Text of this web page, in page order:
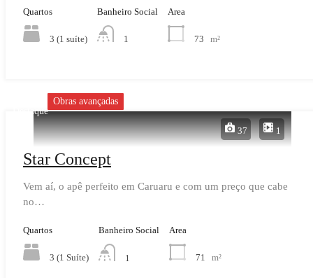
Quartos
3 (1 suíte)
Banheiro Social
1
Area
73 m²
Destaque
37
1
Obras avançadas
Star Concept
Vem aí, o apê perfeito em Caruaru e com um preço que cabe
no…
Quartos
3 (1 Suíte)
Banheiro Social
1
Area
71 m²